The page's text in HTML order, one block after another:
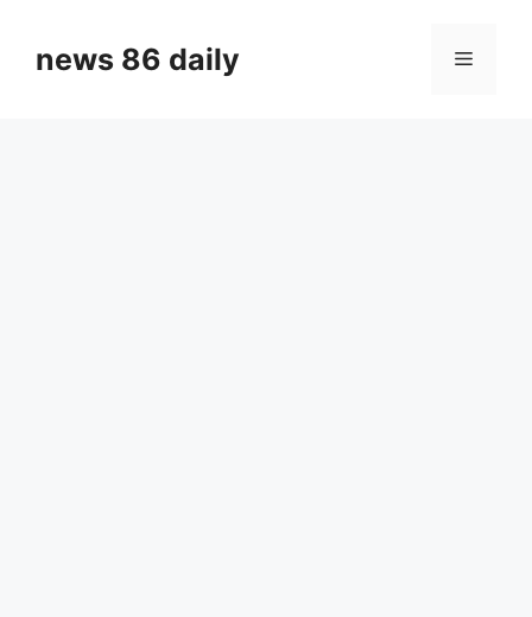
contentnews 86 daily Menu